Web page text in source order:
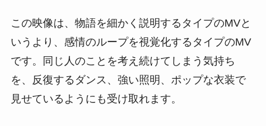
この映像は、物語を細かく説明するタイプのMVと
いうより、感情のループを視覚化するタイプのMV
です。同じ人のことを考え続けてしまう気持ち
を、反復するダンス、強い照明、ポップな衣装で
見せているようにも受け取れます。